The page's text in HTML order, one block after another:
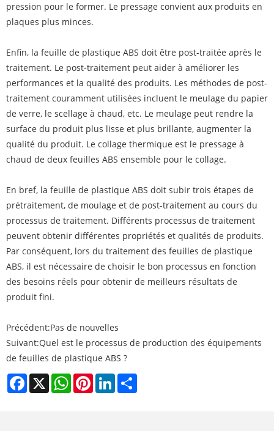
pression pour le former. Le pressage convient aux produits en
plaques plus minces.
Enfin, la feuille de plastique ABS doit être post-traitée après le
traitement. Le post-traitement peut aider à améliorer les
performances et la qualité des produits. Les méthodes de post-
traitement couramment utilisées incluent le meulage du papier
de verre, le scellage à chaud, etc. Le meulage peut rendre la
surface du produit plus lisse et plus brillante, augmenter la
qualité du produit. Le collage thermique est le pressage à
chaud de deux feuilles ABS ensemble pour le collage.
En bref, la feuille de plastique ABS doit subir trois étapes de
prétraitement, de moulage et de post-traitement au cours du
processus de traitement. Différents processus de traitement
peuvent obtenir différentes propriétés et qualités de produits.
Par conséquent, lors du traitement des feuilles de plastique
ABS, il est nécessaire de choisir le bon processus en fonction
des besoins réels pour obtenir de meilleurs résultats de
produit fini.
Précédent:Pas de nouvelles
Suivant:Quel est le processus de production des équipements
de feuilles de plastique ABS ?
Facebook
X WhatsAppPinterestLinkedIn